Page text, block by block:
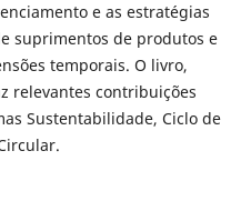
e as estratégias
suprimentos de produtos e
temporais. O livro,
relevantes contribuições
Sustentabilidade, Ciclo de